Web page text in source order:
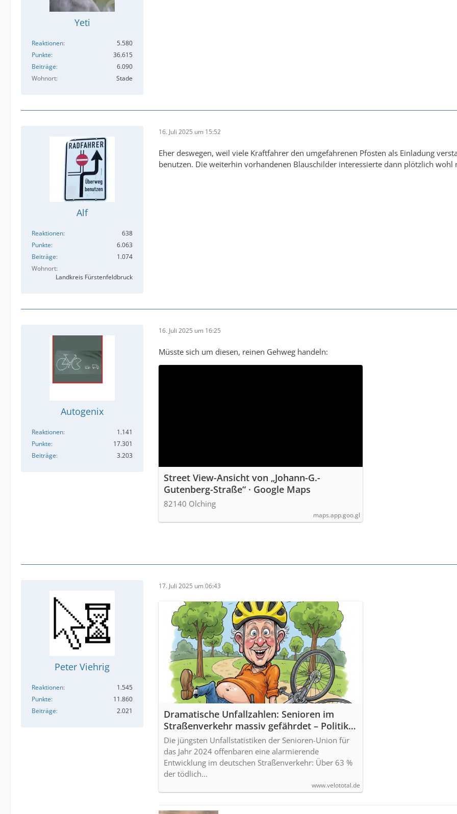
Yeti
Reaktionen
5.580
Punkte
36.615
Beiträge
6.090
Wohnort
Stade
Alf
Reaktionen
638
Punkte
6.063
Beiträge
1.074
Wohnort
Landkreis Fürstenfeldbruck
16. Juli 2025 um 15:52
Eher deswegen, weil viele Kraftfahrer den umgefahrenen Pfosten als Einladung
benutzen. Die weiterhin vorhandenen Blauschilder interessierte dann plötzlich wohl
Autogenix
Reaktionen
1.141
Punkte
17.301
Beiträge
3.203
16. Juli 2025 um 16:25
Müsste sich um diesen, reinen Gehweg handeln:
Street View-Ansicht von „Johann-G.-
Gutenberg-Straße“ · Google Maps
82140 Olching
maps.app.goo.gl
Peter Viehrig
Reaktionen
1.545
Punkte
11.860
Beiträge
2.021
17. Juli 2025 um 06:43
Dramatische Unfallzahlen: Senioren im
Straßenverkehr massiv gefährdet – Politik,
Planung und Technik sind gefordert
Die jüngsten Unfallstatistiken der Senioren-Union für
das Jahr 2024 offenbaren eine alarmierende
Entwicklung im deutschen Straßenverkehr: Über 63 %
der tödlich…
www.velototal.de